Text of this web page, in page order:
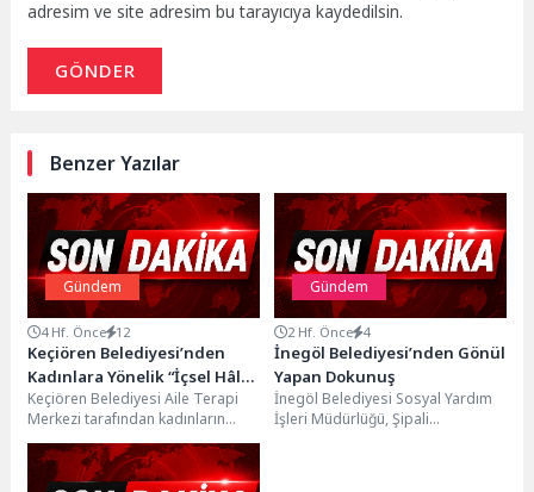
adresim ve site adresim bu tarayıcıya kaydedilsin.
GÖNDER
Benzer Yazılar
Gündem
4 Hf. Önce 12
Keçiören Belediyesi’nden
Kadınlara Yönelik “İçsel Hâl
Durumu” Semineri
Keçiören Belediyesi Aile Terapi
Merkezi tarafından kadınların
psikolojik iyi oluşunu desteklemek
ve duygusal farkındalıklarını
artırmak...
Gündem
2 Hf. Önce 4
İnegöl Belediyesi’nden Gönül
Yapan Dokunuş
İnegöl Belediyesi Sosyal Yardım
İşleri Müdürlüğü, Şipali